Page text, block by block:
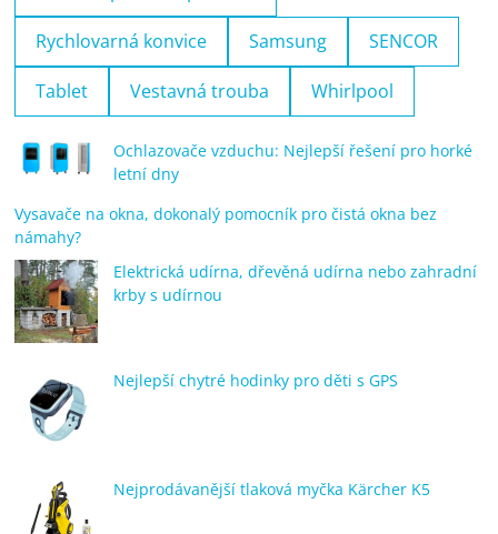
Rychlovarná konvice Samsung SENCOR
Tablet Vestavná trouba Whirlpool
Ochlazovače vzduchu: Nejlepší řešení pro horké
letní dny
Vysavače na okna, dokonalý pomocník pro čistá okna bez
námahy?
Elektrická udírna, dřevěná udírna nebo zahradní
krby s udírnou
Nejlepší chytré hodinky pro děti s GPS
Nejprodávanější tlaková myčka Kärcher K5